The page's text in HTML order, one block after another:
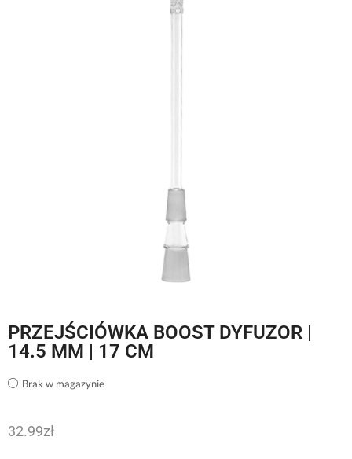
PRZEJŚCIÓWKA BOOST DYFUZOR |
14.5 MM | 17 CM
Brak w magazynie
32.99zł